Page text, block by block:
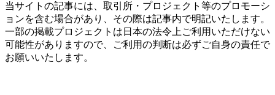
当サイトの記事には、取引所・プロジェクト等のプロモーシ
ョンを含む場合があり、その際は記事内で明記いたします。
一部の掲載プロジェクトは日本の法令上ご利用いただけない
可能性がありますので、ご利用の判断は必ずご自身の責任で
お願いいたします。